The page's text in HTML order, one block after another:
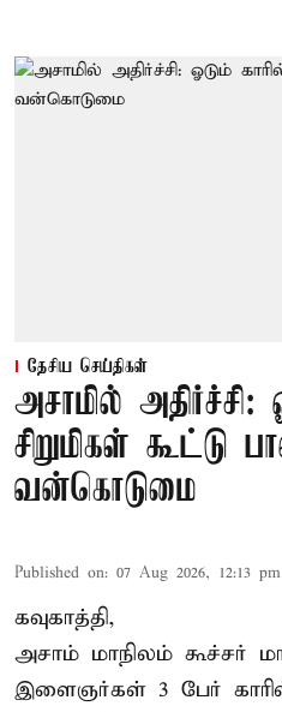
தேசிய செய்திகள்
அசாமில் அதிர்ச்சி:
சிறுமிகள் கூட்டு
வன்கொடுமை
Published on: 07 Aug 2026, 12:13 pm
கவுகாத்தி,
அசாம் மாநிலம் கூச்சர்
இளைஞர்கள் 3 பேர்